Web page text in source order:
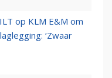
op KLM E&M om
‘Zwaar